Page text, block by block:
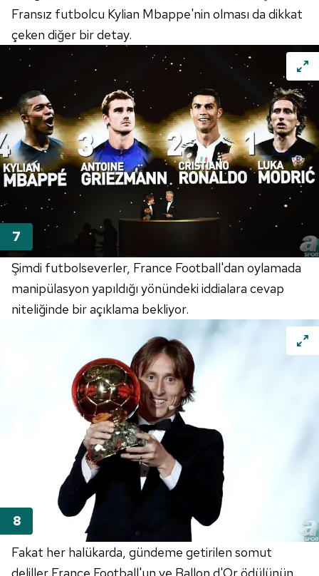
ilgili mevzuata uygun olarak kullanılan çerezlerle ilgili bilgi
almak için lütfentıklayınız
Fransız futbolcu Kylian Mbappe'nin olması da dikkat
çeken diğer bir detay.
Şimdi futbolseverler, France Football'dan oylamada
manipülasyon yapıldığı yönündeki iddialara cevap
niteliğinde bir açıklama bekliyor.
Fakat her halükarda, gündeme getirilen somut